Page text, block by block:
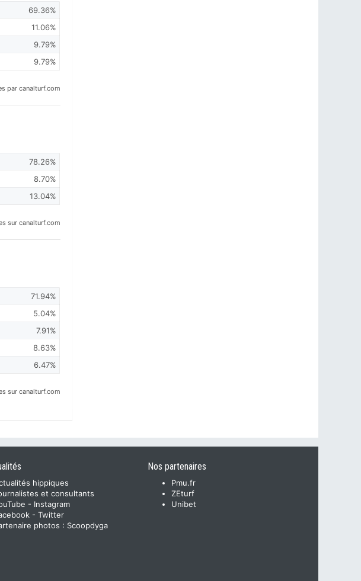
69.36%
11.06%
9.79%
9.79%
par canalturf.com
78.26%
8.70%
13.04%
sur canalturf.com
71.94%
5.04%
7.91%
8.63%
6.47%
sur canalturf.com
hippiques
et consultants
- Instagram
- Twitter
photos : Scoopdyga
Nos partenaires
Pmu.fr
ZEturf
Unibet